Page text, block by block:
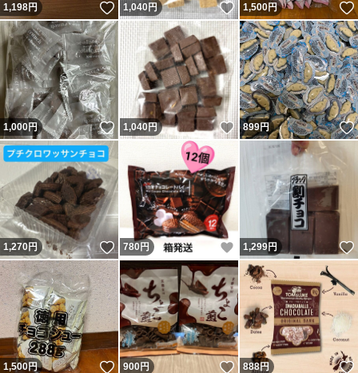
1,198円 いいね！
1,040 円 いいね！
1,500円
1,000円 いいね！
1,040円 いいね！
899円
1,270円 いいね！
780 円 いいね！
1,299円
1,500円 いいね！
900円 いいね！
888円